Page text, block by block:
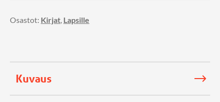
Osastot: Kirjat, Lapsille
Kuvaus